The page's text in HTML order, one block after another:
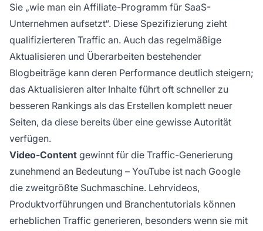
Sie „wie man ein Affiliate-Programm für SaaS-
Unternehmen aufsetzt“. Diese Spezifizierung zieht
qualifizierteren Traffic an. Auch das regelmäßige
Aktualisieren und Überarbeiten bestehender
Blogbeiträge kann deren Performance deutlich steigern;
das Aktualisieren alter Inhalte führt oft schneller zu
besseren Rankings als das Erstellen komplett neuer
Seiten, da diese bereits über eine gewisse Autorität
verfügen.
Video-Content gewinnt für die Traffic-Generierung
zunehmend an Bedeutung – YouTube ist nach Google
die zweitgrößte Suchmaschine. Lehrvideos,
Produktvorführungen und Branchentutorials können
erheblichen Traffic generieren, besonders wenn sie mit